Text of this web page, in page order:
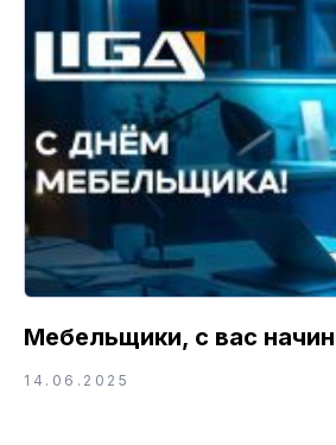
Мебельщики, с вас
14.06.2025